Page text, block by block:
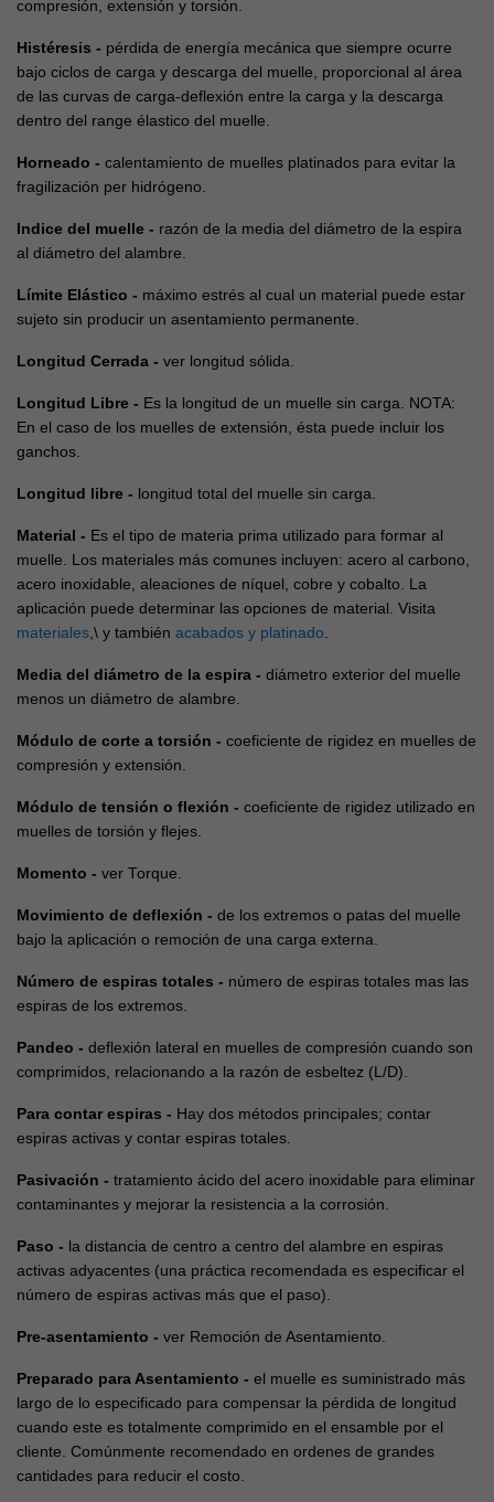
compresión, extensión y torsión.
Histéresis - pérdida de energía mecánica que siempre ocurre
bajo ciclos de carga y descarga del muelle, proporcional al área
de las curvas de carga-deflexión entre la carga y la descarga
dentro del range élastico del muelle.
Horneado - calentamiento de muelles platinados para evitar la
fragilización per hidrógeno.
Indice del muelle - razón de la media del diámetro de la espira
al diámetro del alambre.
Límite Elástico - máximo estrés al cual un material puede estar
sujeto sin producir un asentamiento permanente.
Longitud Cerrada - ver longitud sólida.
Longitud Libre - Es la longitud de un muelle sin carga. NOTA:
En el caso de los muelles de extensión, ésta puede incluir los
ganchos.
Longitud libre - longitud total del muelle sin carga.
Material - Es el tipo de materia prima utilizado para formar al
muelle. Los materiales más comunes incluyen: acero al carbono,
acero inoxidable, aleaciones de níquel, cobre y cobalto. La
aplicación puede determinar las opciones de material. Visita
materiales,\ y también acabados y platinado.
Media del diámetro de la espira - diámetro exterior del muelle
menos un diámetro de alambre.
Módulo de corte a torsión - coeficiente de rigidez en muelles de
compresión y extensión.
Módulo de tensión o flexión - coeficiente de rigidez utilizado en
muelles de torsión y flejes.
Momento - ver Torque.
Movimiento de deflexión - de los extremos o patas del muelle
bajo la aplicación o remoción de una carga externa.
Número de espiras totales - número de espiras totales mas las
espiras de los extremos.
Pandeo - deflexión lateral en muelles de compresión cuando son
comprimidos, relacionando a la razón de esbeltez (L/D).
Para contar espiras - Hay dos métodos principales; contar
espiras activas y contar espiras totales.
Pasivación - tratamiento ácido del acero inoxidable para eliminar
contaminantes y mejorar la resistencia a la corrosión.
Paso - la distancia de centro a centro del alambre en espiras
activas adyacentes (una práctica recomendada es especificar el
número de espiras activas más que el paso).
Pre-asentamiento - ver Remoción de Asentamiento.
Preparado para Asentamiento - el muelle es suministrado más
largo de lo especificado para compensar la pérdida de longitud
cuando este es totalmente comprimido en el ensamble por el
cliente. Comúnmente recomendado en ordenes de grandes
cantidades para reducir el costo.